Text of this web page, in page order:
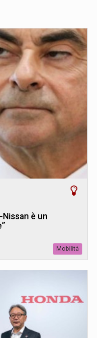
è un
Mobilità